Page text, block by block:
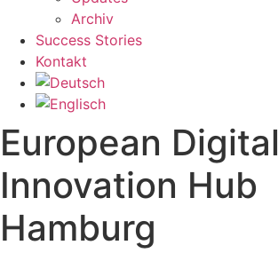
Archiv
Success Stories
Kontakt
European Digital
Innovation Hub
Hamburg